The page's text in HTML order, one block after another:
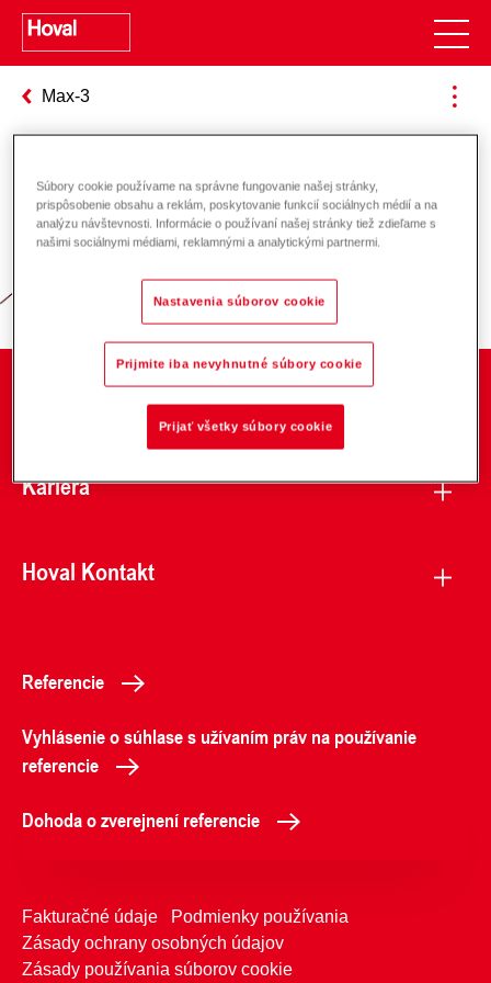
Max-3
Zodpovednosť za energiu a životné
prostredie
O spoločnosti
Kariéra
Hoval Kontakt
Referencie
Vyhlásenie o súhlase s užívaním práv na používanie
referencie
Dohoda o zverejnení referencie
Fakturačné údaje
Podmienky používania
Zásady ochrany osobných údajov
Zásady používania súborov cookie
Súbory cookie používame na správne fungovanie našej stránky,
prispôsobenie obsahu a reklám, poskytovanie funkcií sociálnych médií a na
analýzu návštevnosti. Informácie o používaní našej stránky tiež zdieľame s
našimi sociálnymi médiami, reklamnými a analytickými partnermi.
Nastavenia súborov cookie
Prijmite iba nevyhnutné súbory cookie
Prijať všetky súbory cookie